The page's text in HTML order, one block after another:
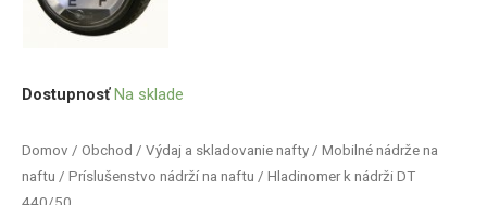
Domov / Obchod / Výdaj a skladovanie nafty / Mobilné nádrže na
naftu / Príslušenstvo nádrží na naftu / Hladinomer k nádrži DT
Dostupnosť Na sklade